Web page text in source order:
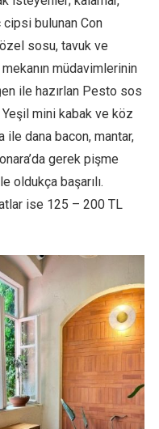
bulunan Con
sosu, tavuk ve
müdavimlerinin
ile hazırlan Pesto sos
mini kabak ve köz
dana bacon, mantar,
gerek pişme
oldukça başarılı.
ise 125 – 200 TL